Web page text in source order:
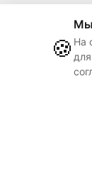
🍪
Мы
На